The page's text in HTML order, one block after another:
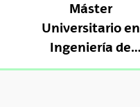
Máster
Universitario en
Ingeniería de
Sistemas